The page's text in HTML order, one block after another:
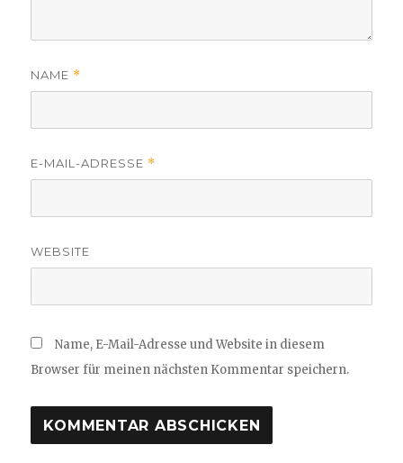
NAME *
E-MAIL-ADRESSE *
WEBSITE
Name, E-Mail-Adresse und Website in diesem
Browser für meinen nächsten Kommentar speichern.